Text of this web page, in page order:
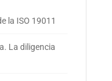
la ISO 19011
La diligencia